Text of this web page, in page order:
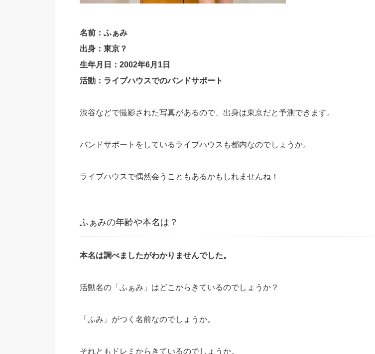
名前：ふぁみ
出身：東京？
生年月日：2002年6月1日
活動：ライブハウスでのバンドサポート
渋谷などで撮影された写真があるので、出身は東京だと予測できます。
バンドサポートをしているライブハウスも都内なのでしょうか。
ライブハウスで偶然会うこともあるかもしれませんね！
ふぁみの年齢や本名は？
本名は調べましたがわかりませんでした。
活動名の「ふぁみ」はどこからきているのでしょうか？
「ふみ」がつく名前なのでしょうか。
それともドレミからきているのでしょうか。